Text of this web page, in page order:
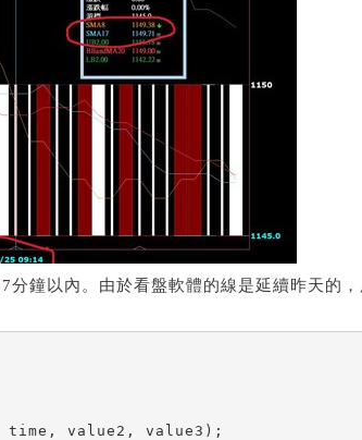
分鐘以內。由於看盤軟體的線是延續昨天的
value2, value3);